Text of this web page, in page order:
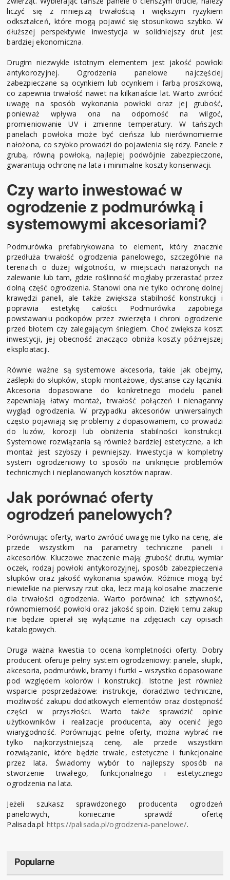
liczyć się z mniejszą trwałością i większym ryzykiem
odkształceń, które mogą pojawić się stosunkowo szybko. W
dłuższej perspektywie inwestycja w solidniejszy drut jest
bardziej ekonomiczna.
Drugim niezwykle istotnym elementem jest jakość powłoki
antykorozyjnej. Ogrodzenia panelowe najczęściej
zabezpieczane są ocynkiem lub ocynkiem i farbą proszkową,
co zapewnia trwałość nawet na kilkanaście lat. Warto zwrócić
uwagę na sposób wykonania powłoki oraz jej grubość,
ponieważ wpływa ona na odporność na wilgoć,
promieniowanie UV i zmienne temperatury. W tańszych
panelach powłoka może być cieńsza lub nierównomiernie
nałożona, co szybko prowadzi do pojawienia się rdzy. Panele z
grubą, równą powłoką, najlepiej podwójnie zabezpieczone,
gwarantują ochronę na lata i minimalne koszty konserwacji.
Czy warto inwestować w
ogrodzenie z podmurówką i
systemowymi akcesoriami?
Podmurówka prefabrykowana to element, który znacznie
przedłuża trwałość ogrodzenia panelowego, szczególnie na
terenach o dużej wilgotności, w miejscach narażonych na
zalewanie lub tam, gdzie roślinność mogłaby przerastać przez
dolną część ogrodzenia. Stanowi ona nie tylko ochronę dolnej
krawędzi paneli, ale także zwiększa stabilność konstrukcji i
poprawia estetykę całości. Podmurówka zapobiega
powstawaniu podkopów przez zwierzęta i chroni ogrodzenie
przed błotem czy zalegającym śniegiem. Choć zwiększa koszt
inwestycji, jej obecność znacząco obniża koszty późniejszej
eksploatacji.
Równie ważne są systemowe akcesoria, takie jak obejmy,
zaślepki do słupków, stopki montażowe, dystanse czy łączniki.
Akcesoria dopasowane do konkretnego modelu paneli
zapewniają łatwy montaż, trwałość połączeń i nienaganny
wygląd ogrodzenia. W przypadku akcesoriów uniwersalnych
często pojawiają się problemy z dopasowaniem, co prowadzi
do luzów, korozji lub obniżenia stabilności konstrukcji.
Systemowe rozwiązania są również bardziej estetyczne, a ich
montaż jest szybszy i pewniejszy. Inwestycja w kompletny
system ogrodzeniowy to sposób na uniknięcie problemów
technicznych i nieplanowanych kosztów napraw.
Jak porównać oferty
ogrodzeń panelowych?
Porównując oferty, warto zwrócić uwagę nie tylko na cenę, ale
przede wszystkim na parametry techniczne paneli i
akcesoriów. Kluczowe znaczenie mają: grubość drutu, wymiar
oczek, rodzaj powłoki antykorozyjnej, sposób zabezpieczenia
słupków oraz jakość wykonania spawów. Różnice mogą być
niewielkie na pierwszy rzut oka, lecz mają kolosalne znaczenie
dla trwałości ogrodzenia. Warto porównać ich sztywność,
równomierność powłoki oraz jakość spoin. Dzięki temu zakup
nie będzie opierał się wyłącznie na zdjęciach czy opisach
katalogowych.
Druga ważna kwestia to ocena kompletności oferty. Dobry
producent oferuje pełny system ogrodzeniowy: panele, słupki,
akcesoria, podmurówki, bramy i furtki – wszystko dopasowane
pod względem kolorów i konstrukcji. Istotne jest również
wsparcie posprzedażowe: instrukcje, doradztwo techniczne,
możliwość zakupu dodatkowych elementów oraz dostępność
części w przyszłości. Warto także sprawdzić opinie
użytkowników i realizacje producenta, aby ocenić jego
wiarygodność. Porównując pełne oferty, można wybrać nie
tylko najkorzystniejszą cenę, ale przede wszystkim
rozwiązanie, które będzie trwałe, estetyczne i funkcjonalne
przez lata. Świadomy wybór to najlepszy sposób na
stworzenie trwałego, funkcjonalnego i estetycznego
ogrodzenia na lata.
Jeżeli szukasz sprawdzonego producenta ogrodzeń
panelowych, koniecznie sprawdź ofertę
Palisada.pl:https://palisada.pl/ogrodzenia-panelowe/.
Popularne